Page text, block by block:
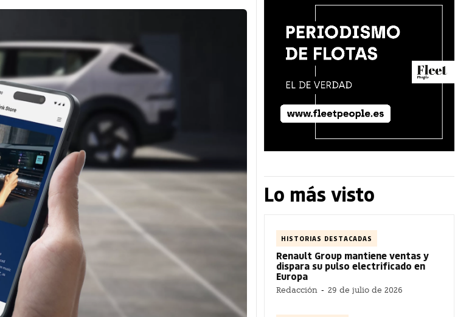
Lo más visto
HISTORIAS DESTACADAS
Renault Group mantiene ventas y
dispara su pulso electrificado en
Europa
Redacción - 29 de julio de 2026